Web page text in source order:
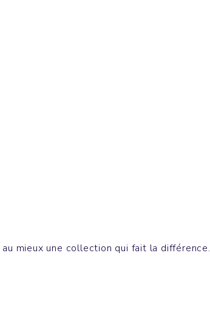
mieux une collection qui fait la différence.